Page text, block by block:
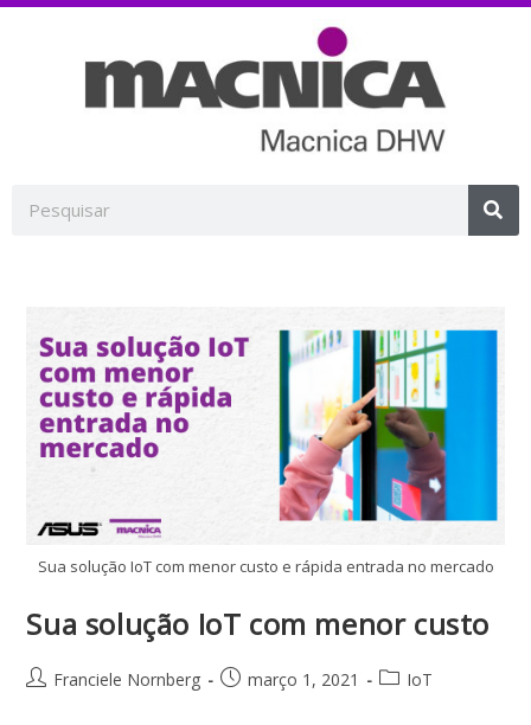
Sua solução IoT com menor custo e rápida entrada no mercado
Sua solução IoT com menor custo
Franciele Nornberg março 1, 2021 IoT